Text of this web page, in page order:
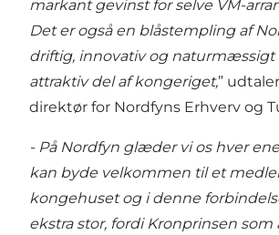
markant gevinst for selve VM-
Det er også en blåstempling af
driftig, innovativ og
attraktiv del af kongeriget,”
direktør for Nordfyns Erhverv og
- På Nordfyn glæder vi os hver
kan byde velkommen til et
kongehuset og i denne
ekstra stor, fordi Kronprinsen som